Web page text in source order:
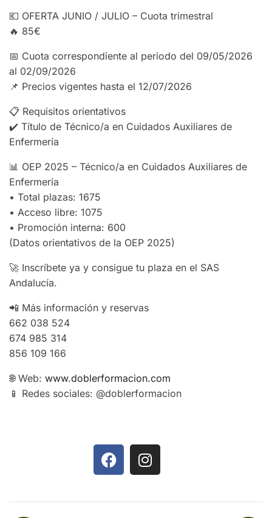
💶 OFERTA JUNIO / JULIO – Cuota trimestral
🔥 85€
📅 Cuota correspondiente al periodo del 09/05/2026
al 02/09/2026
📌 Precios vigentes hasta el 12/07/2026
📋 Requisitos orientativos
✔️ Título de Técnico/a en Cuidados Auxiliares de
Enfermería
📊 OEP 2025 – Técnico/a en Cuidados Auxiliares de
Enfermería
• Total plazas: 1675
• Acceso libre: 1075
• Promoción interna: 600
(Datos orientativos de la OEP 2025)
🚀 Inscríbete ya y consigue tu plaza en el SAS
Andalucía.
📲 Más información y reservas
662 038 524
674 985 314
856 109 166
🌐 Web: www.doblerformacion.com
📱 Redes sociales: @doblerformacion